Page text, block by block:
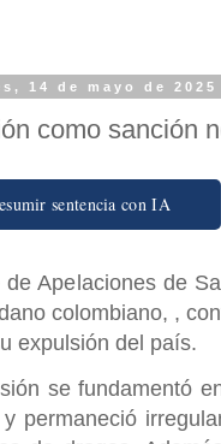
14 de mayo de 2025
como sanción
sentencia con IA
de Apelaciones de
colombiano, ,
expulsión del país.
se fundamentó
permaneció